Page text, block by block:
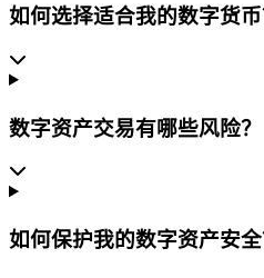
如何选择适合我的数字货币
数字资产交易有哪些风险？
如何保护我的数字资产安全